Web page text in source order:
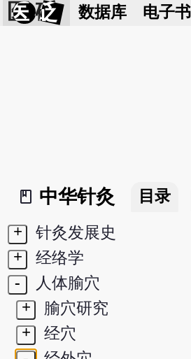
医 砭 数据库 电子书
book_2
中华针灸 目录
+
针灸发展史
+
经络学
-
人体腧穴
+
腧穴研究
+
经穴